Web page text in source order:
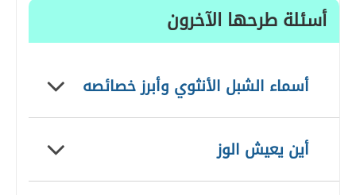
أسئلة طرحها الآخرون
أسماء الشبل الأنثوي وأبرز خصائصه
أين يعيش الوز